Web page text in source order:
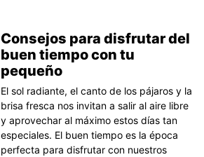
Consejos para disfrutar del
buen tiempo con tu
pequeño
El sol radiante, el canto de los pájaros y la
brisa fresca nos invitan a salir al aire libre
y aprovechar al máximo estos días tan
especiales. El buen tiempo es la época
perfecta para disfrutar con nuestros